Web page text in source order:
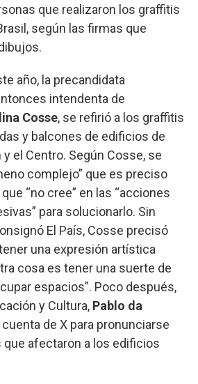
que realizaron los graffitis
según las firmas que
año, la precandidata
intendenta de
Cosse, se refirió a los graffitis
y balcones de edificios de
y el Centro. Según Cosse, se
complejo” que es preciso
“no cree” en las “acciones
para solucionarlo. Sin
El País, Cosse precisó
una expresión artística
cosa es tener una suerte de
espacios”. Poco después,
y Cultura, Pablo da
de X para pronunciarse
que afectaron a los edificios